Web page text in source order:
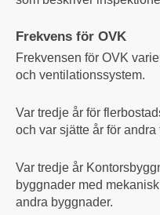
Frekvens för OVK
Frekvensen för OVK
och ventilationssystem.
Var tredje år för
och var sjätte år för andra
Var tredje år
byggnader med
andra byggnader.